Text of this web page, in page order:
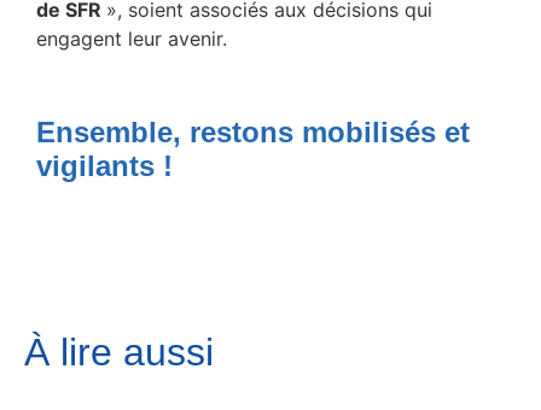
de SFR », soient associés aux décisions qui
engagent leur avenir.
Ensemble, restons mobilisés et
vigilants !
À lire aussi